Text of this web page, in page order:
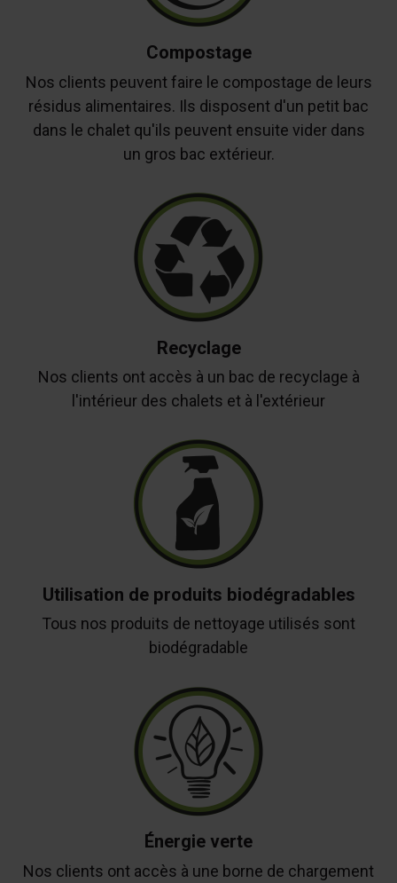
Compostage
Nos clients peuvent faire le compostage de leurs
résidus alimentaires. Ils disposent d'un petit bac
dans le chalet qu'ils peuvent ensuite vider dans
un gros bac extérieur.
Recyclage
Nos clients ont accès à un bac de recyclage à
l'intérieur des chalets et à l'extérieur
Utilisation de produits biodégradables
Tous nos produits de nettoyage utilisés sont
biodégradable
Énergie verte
Nos clients ont accès à une borne de chargement